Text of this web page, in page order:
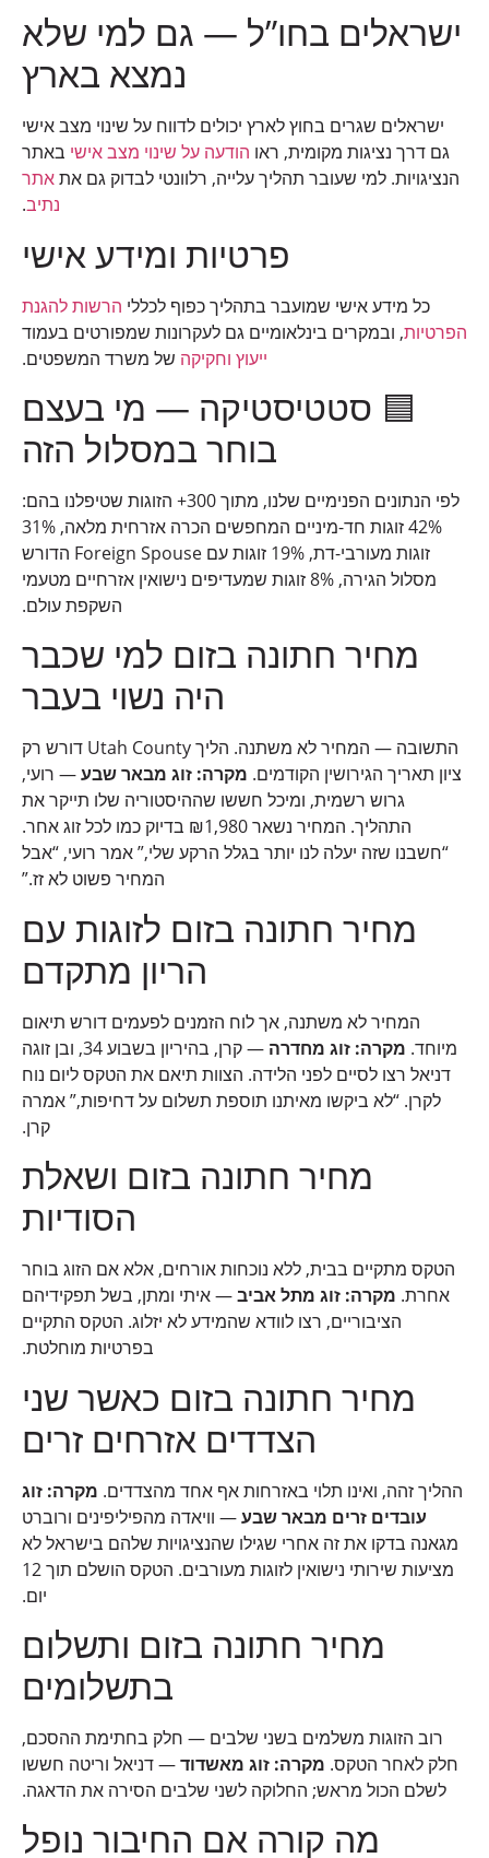
ישראלים בחו”ל — גם למי שלא
נמצא בארץ
ישראלים שגרים בחוץ לארץ יכולים לדווח על שינוי מצב אישי
גם דרך נציגות מקומית, ראו הודעה על שינוי מצב אישי באתר
הנציגויות. למי שעובר תהליך עלייה, רלוונטי לבדוק גם אתאתר
נתיב.
פרטיות ומידע אישי
כל מידע אישי שמועבר בתהליך כפוף לכללי הרשות להגנת
הפרטיות, ובמקרים בינלאומיים גם לעקרונות שמפורטים בעמוד
ייעוץ וחקיקה של משרד המשפטים.
🟦 סטטיסטיקה — מי בעצם
בוחר במסלול הזה
לפי הנתונים הפנימיים שלנו, מתוך 300+ הזוגות שטיפלנו בהם:
42% זוגות חד-מיניים המחפשים הכרה אזרחית מלאה, 31%
זוגות מעורבי-דת, 19% זוגות עם Foreign Spouse הדורש
מסלול הגירה, 8% זוגות שמעדיפים נישואין אזרחיים מטעמי
השקפת עולם.
מחיר חתונה בזום למי שכבר
היה נשוי בעבר
התשובה — המחיר לא משתנה. הליך Utah County דורש רק
ציון תאריך הגירושין הקודמים. מקרה: זוג מבאר שבע— רועי,
גרוש רשמית, ומיכל חששו שההיסטוריה שלו תייקר את
התהליך. המחיר נשאר ₪1,980 בדיוק כמו לכל זוג אחר.
“חשבנו שזה יעלה לנו יותר בגלל הרקע שלי,” אמר רועי, “אבל
המחיר פשוט לא זז.”
מחיר חתונה בזום לזוגות עם
הריון מתקדם
המחיר לא משתנה, אך לוח הזמנים לפעמים דורש תיאום
מיוחד. מקרה: זוג מחדרה
— קרן, בהיריון בשבוע 34, ובן זוגה
דניאל רצו לסיים לפני הלידה. הצוות תיאם את הטקס ליום נוח
לקרן. “לא ביקשו מאיתנו תוספת תשלום על דחיפות,” אמרה
קרן.
מחיר חתונה בזום ושאלת
הסודיות
הטקס מתקיים בבית, ללא נוכחות אורחים, אלא אם הזוג בוחר
אחרת. מקרה: זוג מתל אביב— איתי ומתן, בשל תפקידיהם
הציבוריים, רצו לוודא שהמידע לא יזלוג. הטקס התקיים
בפרטיות מוחלטת.
מחיר חתונה בזום כאשר שני
הצדדים אזרחים זרים
ההליך זהה, ואינו תלוי באזרחות אף אחד מהצדדים. מקרה: זוג
עובדים זרים מבאר שבע— וויאדה מהפיליפינים ורוברט
מגאנה בדקו את זה אחרי שגילו שהנציגויות שלהם בישראל לא
מציעות שירותי נישואין לזוגות מעורבים. הטקס הושלם תוך 12
יום.
מחיר חתונה בזום ותשלום
בתשלומים
רוב הזוגות משלמים בשני שלבים — חלק בחתימת ההסכם,
חלק לאחר הטקס. מקרה: זוג מאשדוד— דניאל וריטה חששו
לשלם הכול מראש; החלוקה לשני שלבים הסירה את הדאגה.
מה קורה אם החיבור נופל